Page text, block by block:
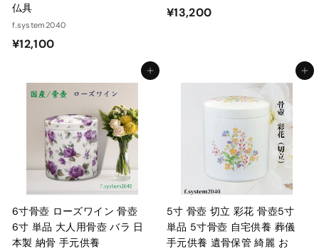
仏具
f.system2040
¥12,100¥
,
1
0
0
¥13,200¥
2
0
カートに入れる
6寸骨壺 ローズワイン 骨壺
6寸 単品 大人用骨壺 バラ 日
本製 納骨 手元供養
カートに入れる
5寸 骨壺 切立 彩花 骨壺5寸
単品 5寸骨壺 自宅供養 葬儀
手元供養 遺骨保管 綺麗 お